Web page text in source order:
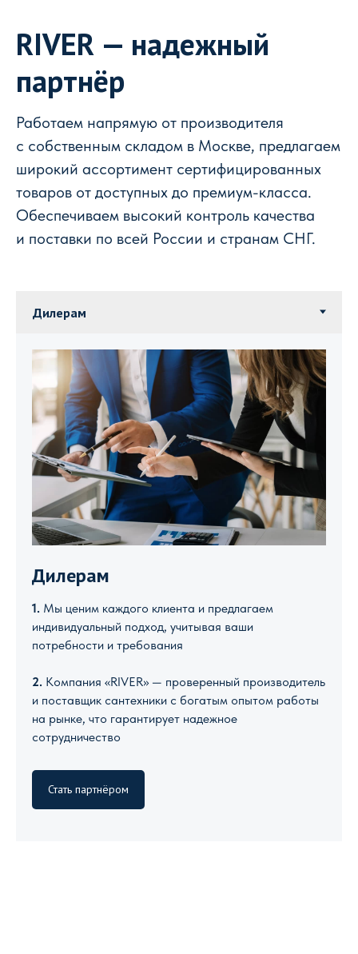
RIVER — надежный
партнёр
Работаем напрямую от производителя
с собственным складом в Москве, предлагаем
широкий ассортимент сертифицированных
товаров от доступных до премиум-класса.
Обеспечиваем высокий контроль качества
и поставки по всей России и странам СНГ.
Дилерам
1. Мы ценим каждого клиента и предлагаем
индивидуальный подход, учитывая ваши
потребности и требования
2. Компания «RIVER» — проверенный производитель
и поставщик сантехники с богатым опытом работы
на рынке, что гарантирует надежное
сотрудничество
Стать партнёром